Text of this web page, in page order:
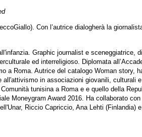
Con l’autrice dialogherà la
Graphic journalist e sceneggiatrice,
ed interreligioso. Diplomata
a Roma. Autrice del catalogo Woman story,
in associazioni giovanili, culturali e
tunisina a Roma e e quello della
Moneygram Award 2016. Ha collaborato
Riccio Capriccio, Ana Lehti (Finlandia)